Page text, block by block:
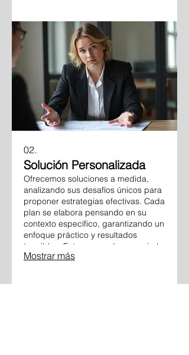
02.
Solución Personalizada
Ofrecemos soluciones a medida,
analizando sus desafíos únicos para
proponer estrategias efectivas. Cada
plan se elabora pensando en su
contexto específico, garantizando un
enfoque práctico y resultados
tangibles. Estamos aquí para guiarle
hacia el éxito.
Mostrar más